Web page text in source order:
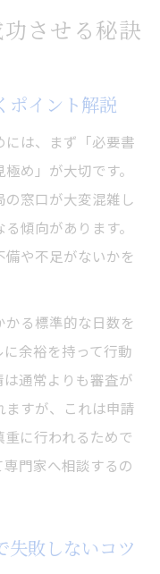
させる秘訣
ポイント解説
は、まず「必要書
め」が大切です。
窓口が大変混雑し
傾向があります。
や不足がないかを
る標準的な日数を
余裕を持って行動
通常よりも審査が
すが、これは申請
に行われるためで
門家へ相談するの
失敗しないコツ